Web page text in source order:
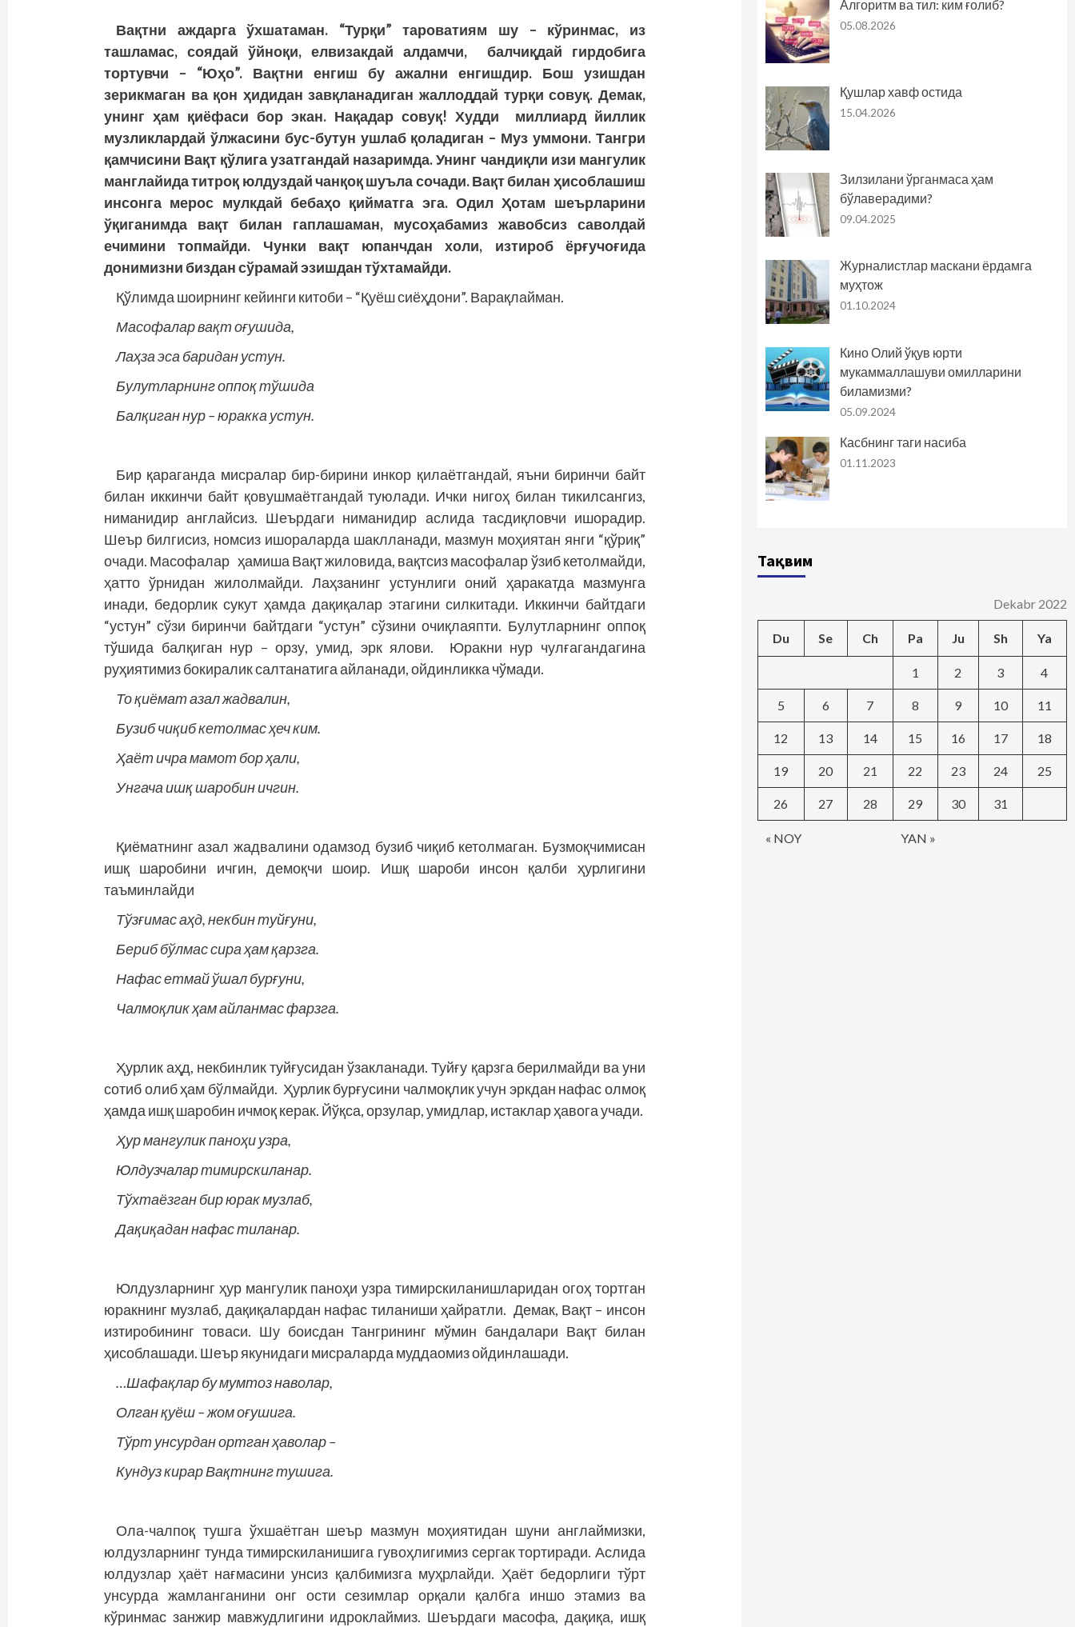
Вақтни аждарга ўхшатаман. “Турқи” тароватиям шу – кўринмас, из
ташламас, соядай ўйноқи, елвизакдай алдамчи, балчиқдай гирдобига
тортувчи – “Юҳо”. Вақтни енгиш бу ажални енгишдир. Бош узишдан
зерикмаган ва қон ҳидидан завқланадиган жаллоддай турқи совуқ. Демак,
унинг ҳам қиёфаси бор экан. Нақадар совуқ! Худди миллиард йиллик
музликлардай ўлжасини бус-бутун ушлаб қоладиган – Муз уммони. Тангри
қамчисини Вақт қўлига узатгандай назаримда. Унинг чандиқли изи мангулик
манглайида тит­роқ юлдуздай чанқоқ шуъла сочади. Вақт билан ҳисоблашиш
инсонга мерос мулкдай бебаҳо қийматга эга. Одил Ҳотам шеърларини
ўқиганимда вақт билан гаплашаман, мусоҳабамиз жавобсиз саволдай
ечимини топмайди. Чунки вақт юпанчдан холи, изтироб ёрғучоғида
донимизни биздан сўрамай эзишдан тўхтамайди.
Қўлимда шоирнинг кейинги китоби – “Қуёш сиёҳдони”. Варақлайман.
Масофалар вақт оғушида,
Лаҳза эса баридан устун.
Булутларнинг оппоқ тўшида
Балқиган нур – юракка устун.
Бир қараганда мисралар бир-бирини инкор қилаётгандай, яъни биринчи байт
билан иккинчи байт қовушмаётгандай туюлади. Ички нигоҳ билан тикилсангиз,
ниманидир англайсиз. Шеърдаги ниманидир аслида тасдиқловчи ишорадир.
Шеър билгисиз, номсиз ишораларда шаклланади, мазмун моҳиятан янги “қўриқ”
очади. Масофалар ҳамиша Вақт жиловида, вақтсиз масофалар ўзиб кетолмайди,
ҳатто ўрнидан жилолмайди. Лаҳзанинг устунлиги оний ҳаракатда мазмунга
инади, бедорлик сукут ҳамда дақиқалар этагини силкитади. Иккинчи байтдаги
“устун” сўзи биринчи байтдаги “устун” сўзини очиқлаяпти. Булутларнинг оппоқ
тўшида балқиган нур – орзу, умид, эрк ялови. Юракни нур чулғагандагина
руҳиятимиз бокиралик салтанатига айланади, ойдинликка чўмади.
То қиёмат азал жадвалин,
Бузиб чиқиб кетолмас ҳеч ким.
Ҳаёт ичра мамот бор ҳали,
Унгача ишқ шаробин ичгин.
Қиёматнинг азал жадвалини одамзод бузиб чиқиб кетолмаган. Бузмоқчимисан
ишқ шаробини ичгин, демоқчи шоир. Ишқ шароби инсон қалби ҳурлигини
таъминлайди
Тўзғимас аҳд, некбин туйғуни,
Бериб бўлмас сира ҳам қарзга.
Нафас етмай ўшал бурғуни,
Чалмоқлик ҳам айланмас фарзга.
Ҳурлик аҳд, некбинлик туйғусидан ўзакланади. Туйғу қарзга берилмайди ва уни
сотиб олиб ҳам бўлмайди. Ҳурлик бурғусини чалмоқлик учун эркдан нафас олмоқ
ҳамда ишқ шаробин ичмоқ керак. Йўқса, орзулар, умидлар, истаклар ҳавога учади.
Ҳур мангулик паноҳи узра,
Юлдузчалар тимирскиланар.
Тўхтаёзган бир юрак музлаб,
Дақиқадан нафас тиланар.
Юлдузларнинг ҳур мангулик паноҳи узра тимирскиланишларидан огоҳ тортган
юракнинг музлаб, дақиқалардан нафас тиланиши ҳайратли. Демак, Вақт – инсон
изтиробининг товаси. Шу боисдан Тангрининг мўмин бандалари Вақт билан
ҳисоблашади. Шеър якунидаги мисраларда муддаомиз ойдинлашади.
…Шафақлар бу мумтоз наволар,
Олган қуёш – жом оғушига.
Тўрт унсурдан ортган ҳаволар –
Кундуз кирар Вақтнинг тушига.
Ола-чалпоқ тушга ўхшаётган шеър мазмун моҳиятидан шуни англаймизки,
юлдузларнинг тунда тимирскиланишига гувоҳлигимиз сергак тортиради. Аслида
юлдузлар ҳаёт нағмасини унсиз қалбимизга муҳрлайди. Ҳаёт бедорлиги тўрт
унсурда жамланганини онг ости сезимлар орқали қалбга иншо этамиз ва
кўринмас занжир мавжудлигини идроклаймиз. Шеърдаги масофа, дақиқа, ишқ
Алгоритм ва тил: ким ғолиб?
05.08.2026
Қушлар хавф остида
15.04.2026
Зилзилани ўрганмаса ҳам
бўлаверадими?
09.04.2025
Журналистлар маскани ёрдамга
муҳтож
01.10.2024
Кино Олий ўқув юрти
мукаммаллашуви омилларини
биламизми?
05.09.2024
Касбнинг таги насиба
01.11.2023
Тақвим
Dekabr 2022
Du Se Ch Pa Ju Sh Ya
« NOY YAN »
1 2 3 4
5 6 7 8 9 10 11
12 13 14 15 16 17 18
19 20 21 22 23 24 25
26 27 28 29 30 31